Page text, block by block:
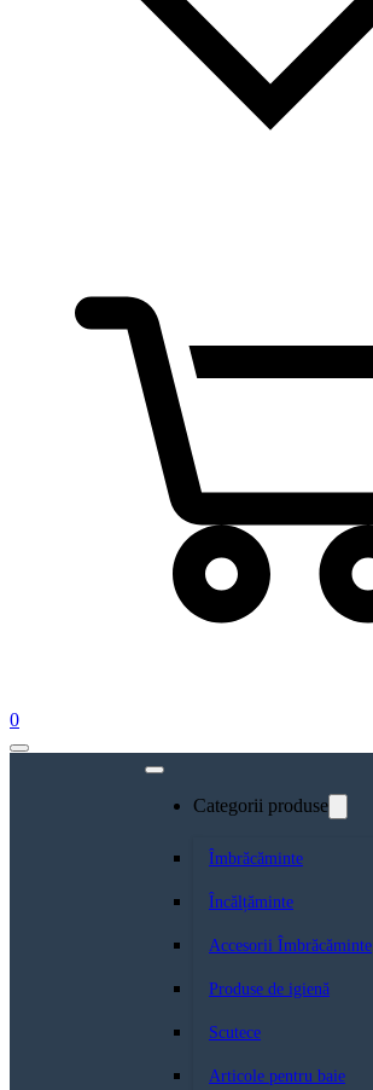
0
Categorii produse
Îmbrăcăminte
Încălțăminte
Accesorii Îmbrăcăminte
Produse de igienă
Scutece
Articole pentru baie